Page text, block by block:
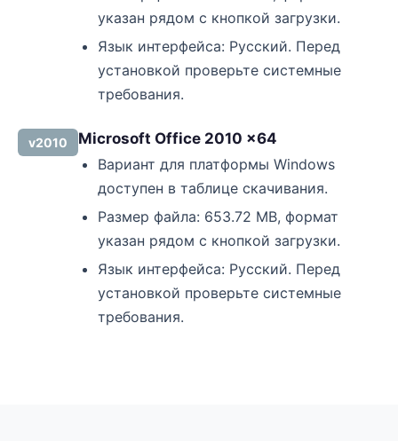
указан рядом с кнопкой загрузки.
Язык интерфейса: Русский. Перед
установкой проверьте системные
требования.
v2010
Microsoft Office 2010 x64
Вариант для платформы Windows
доступен в таблице скачивания.
Размер файла: 653.72 MB, формат
указан рядом с кнопкой загрузки.
Язык интерфейса: Русский. Перед
установкой проверьте системные
требования.